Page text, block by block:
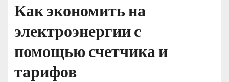
Как экономить на
электроэнергии с
помощью счетчика и
тарифов